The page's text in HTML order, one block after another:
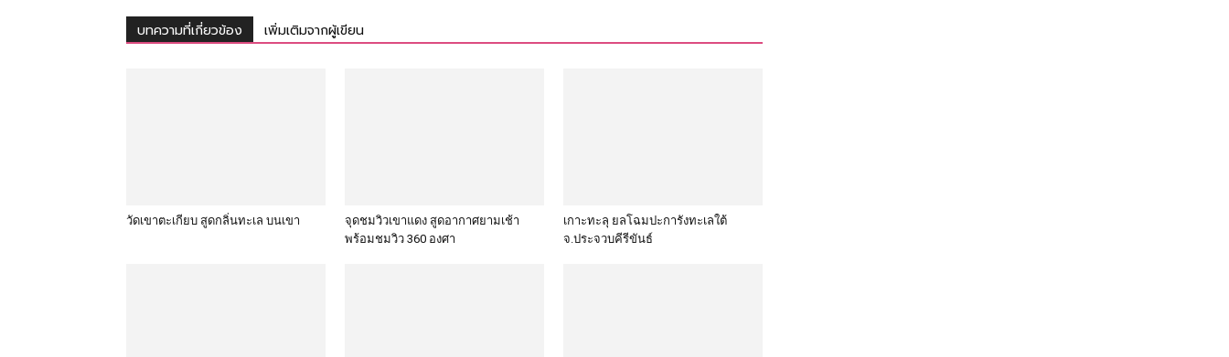
บทความที่เกี่ยวข้อง เพิ่มเติมจากผู้เขียน
วัดเขาตะเกียบ สูดกลิ่นทะเล บนเขา
จุดชมวิวเขาแดง สูดอากาศยามเช้า
พร้อมชมวิว 360 องศา
เกาะทะลุ ยลโฉมปะการังทะเลใต้
จ.ประจวบคีรีขันธ์